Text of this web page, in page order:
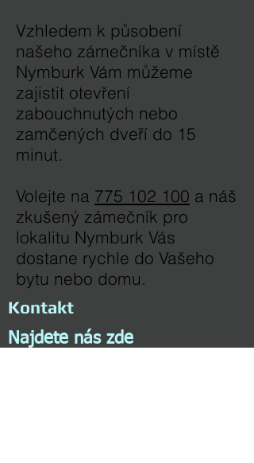
Vzhledem k působení
našeho zámečníka v místě
Nymburk Vám můžeme
zajistit otevření
zabouchnutých nebo
zamčených dveří do 15
minut.
Volejte na 775 102 100 a náš
zkušený zámečník pro
lokalitu Nymburk Vás
dostane rychle do Vašeho
bytu nebo domu.
Kontakt
Najdete nás zde